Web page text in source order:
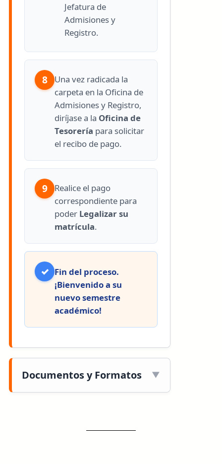
Jefatura de
Admisiones y
Registro.
8
Una vez radicada la
carpeta en la Oficina de
Admisiones y Registro,
diríjase a la Oficina de
Tesorería para solicitar
el recibo de pago.
9
Realice el pago
correspondiente para
poder Legalizar su
matrícula.
✓ Fin del proceso.
¡Bienvenido a su
nuevo semestre
académico!
Documentos y Formatos